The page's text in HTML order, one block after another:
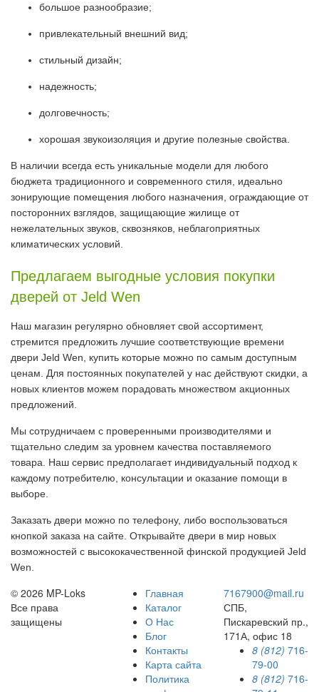
большое разнообразие;
привлекательный внешний вид;
стильный дизайн;
надежность;
долговечность;
хорошая звукоизоляция и другие полезные свойства.
В наличии всегда есть уникальные модели для любого
бюджета традиционного и современного стиля, идеально
зонирующие помещения любого назначения, ограждающие от
посторонних взглядов, защищающие жилище от
нежелательных звуков, сквозняков, неблагоприятных
климатических условий.
Предлагаем выгодные условия покупки
дверей от Jeld Wen
Наш магазин регулярно обновляет свой ассортимент,
стремится предложить лучшие соответствующие времени
двери Jeld Wen, купить которые можно по самым доступным
ценам. Для постоянных покупателей у нас действуют скидки, а
новых клиентов можем порадовать множеством акционных
предложений.
Мы сотрудничаем с проверенными производителями и
тщательно следим за уровнем качества поставляемого
товара. Наш сервис предполагает индивидуальный подход к
каждому потребителю, консультации и оказание помощи в
выборе.
Заказать двери можно по телефону, либо воспользоваться
кнопкой заказа на сайте. Открывайте двери в мир новых
возможностей с высококачественной финской продукцией Jeld
Wen.
© 2026 MP-Loks
Все права
защищены
Главная
Каталог
О Нас
Блог
Контакты
Карта сайта
Политика
7167900@mail.ru
СПБ,
Пискаревский пр.,
171А, офис 18
8 (812) 716-
79-00
8 (812) 716-